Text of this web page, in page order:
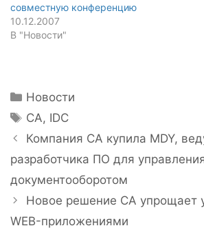
совместную конференцию
10.12.2007
В "Новости"
Рубрики
Новости
Метки
CA, IDC
Навигация
записи
Компания CA купила MDY,
разработчика ПО для
документооборотом
Новое решение CA упрощает
WEB-приложениями